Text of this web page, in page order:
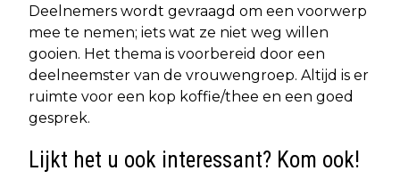
Deelnemers wordt gevraagd om een voorwerp
mee te nemen; iets wat ze niet weg willen
gooien. Het thema is voorbereid door een
deelneemster van de vrouwengroep. Altijd is er
ruimte voor een kop koffie/thee en een goed
gesprek.
Lijkt het u ook interessant? Kom ook!